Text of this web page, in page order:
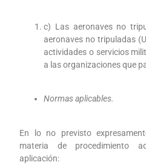
c) Las aeronaves no
aeronaves no tripuladas
actividades o servicios
a las organizaciones que
Normas aplicables.
En lo no previsto
materia de procedimiento
aplicación: